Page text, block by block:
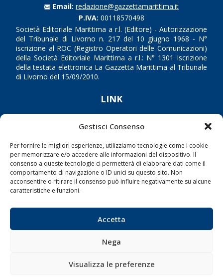
Gestisci Consenso
Per fornire le migliori esperienze, utilizziamo tecnologie come i cookie
per memorizzare e/o accedere alle informazioni del dispositivo. Il
consenso a queste tecnologie ci permetterà di elaborare dati come il
comportamento di navigazione o ID unici su questo sito. Non
acconsentire o ritirare il consenso può influire negativamente su alcune
caratteristiche e funzioni.
Accetta
Nega
Visualizza le preferenze
Email: redazione@gazzettamarittima.it
P.IVA: 00118570498
Società Editoriale Marittima a r.l. (Editore) - Autorizzazione
del Tribunale di Livorno n. 217 del 10 giugno 1968 - N°
iscrizione al ROC (Registro Operatori delle Comunicazioni)
della Società Editoriale Marittima a r.l.: N° 1301 Iscrizione
della testata elettronica La Gazzetta Marittima al Tribunale
di Livorno del 15/09/2010.
LINK
Shipping
Trasporti
Varie
Sostenibilità
Diporto
Chi siamo